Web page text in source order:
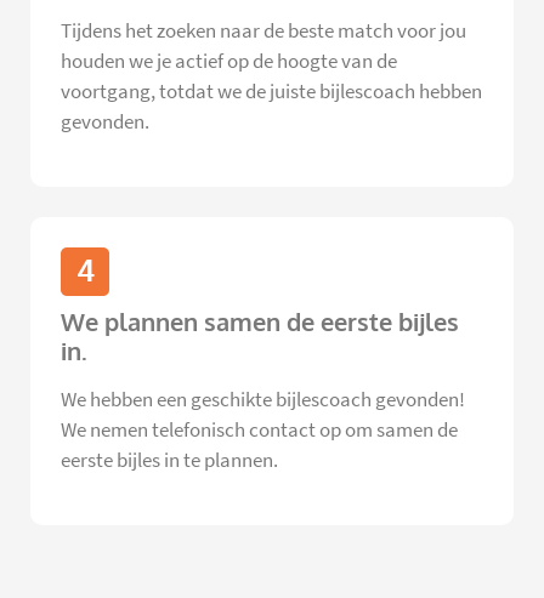
Tijdens het zoeken naar de beste match voor jou
houden we je actief op de hoogte van de
voortgang, totdat we de juiste bijlescoach hebben
gevonden.
4
We plannen samen de eerste bijles
in.
We hebben een geschikte bijlescoach gevonden!
We nemen telefonisch contact op om samen de
eerste bijles in te plannen.